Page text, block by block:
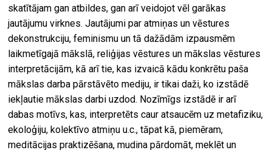
skatītājam gan atbildes, gan arī veidojot vēl garākas
jautājumu virknes. Jautājumi par atmiņas un vēstures
dekonstrukciju, feminismu un tā dažādām izpausmēm
laikmetīgajā mākslā, reliģijas vēstures un mākslas vēstures
interpretācijām, kā arī tie, kas izvaicā kādu konkrētu paša
mākslas darba pārstāvēto mediju, ir tikai daži, ko izstādē
iekļautie mākslas darbi uzdod. Nozīmīgs izstādē ir arī
dabas motīvs, kas, interpretēts caur atsaucēm uz metafiziku,
ekoloģiju, kolektīvo atmiņu u.c., tāpat kā, piemēram,
meditācijas praktizēšana, mudina pārdomāt, meklēt un